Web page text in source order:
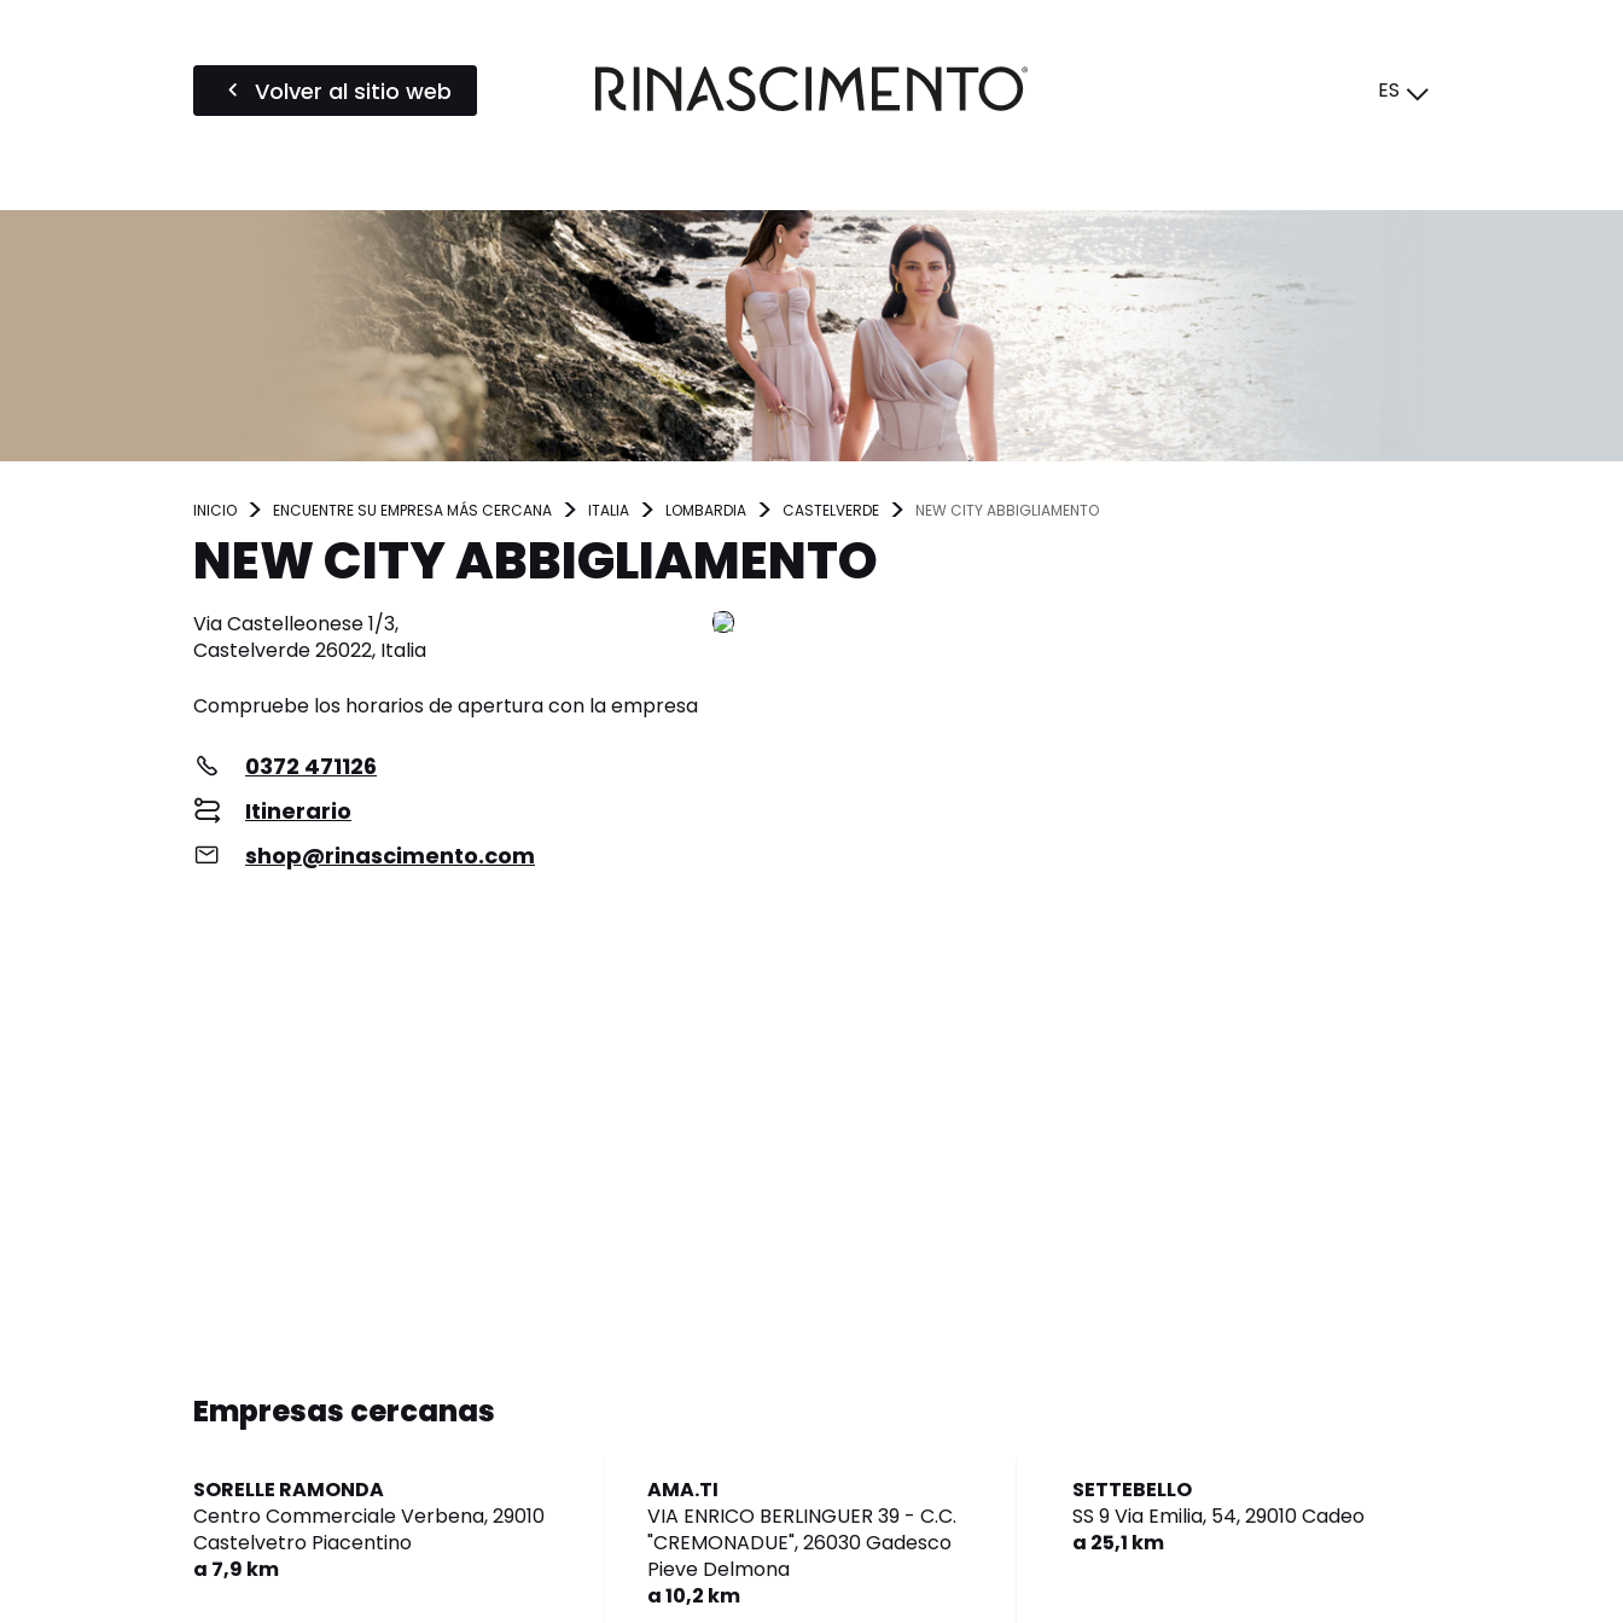
Volver al sitio web ES
INICIO ENCUENTRE SU EMPRESA MÁS CERCANA ITALIA LOMBARDIA CASTELVERDE NEW CITY ABBIGLIAMENTO
NEW CITY ABBIGLIAMENTO
Via Castelleonese 1/3,
Castelverde 26022, Italia
Compruebe los horarios de apertura con la empresa
0372 471126
Itinerario
shop@rinascimento.com
Empresas cercanas
SORELLE RAMONDA
Centro Commerciale Verbena,29010
Castelvetro Piacentino
a 7,9 km
AMA.TI
VIA ENRICO BERLINGUER 39 - C.C.
"CREMONADUE",26030 Gadesco
Pieve Delmona
a 10,2 km
SETTEBELLO
SS 9 Via Emilia, 54,29010 Cadeo
a 25,1 km